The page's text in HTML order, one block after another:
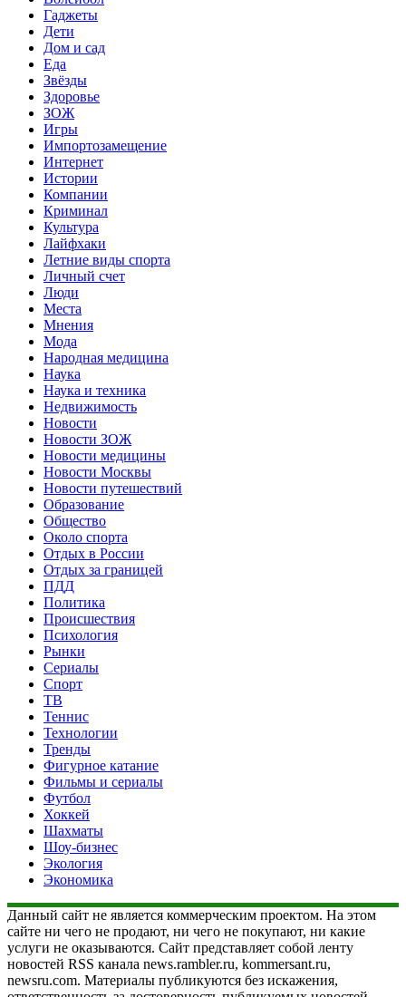
Гаджеты
Дети
Дом и сад
Еда
Звёзды
Здоровье
ЗОЖ
Игры
Импортозамещение
Интернет
Истории
Компании
Криминал
Культура
Лайфхаки
Летние виды спорта
Личный счет
Люди
Места
Мнения
Мода
Народная медицина
Наука
Наука и техника
Недвижимость
Новости
Новости ЗОЖ
Новости медицины
Новости Москвы
Новости путешествий
Образование
Общество
Около спорта
Отдых в России
Отдых за границей
ПДД
Политика
Происшествия
Психология
Рынки
Сериалы
Спорт
ТВ
Теннис
Технологии
Тренды
Фигурное катание
Фильмы и сериалы
Футбол
Хоккей
Шахматы
Шоу-бизнес
Экология
Экономика
Данный сайт не является коммерческим проектом. На этом
сайте ни чего не продают, ни чего не покупают, ни какие
услуги не оказываются. Сайт представляет собой ленту
новостей RSS канала news.rambler.ru, kommersant.ru,
newsru.com. Материалы публикуются без искажения,